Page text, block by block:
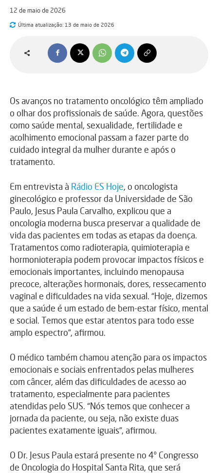
12 de maio de 2026
Última atualização: 13 de maio de 2026
Os avanços no tratamento oncológico têm ampliado
o olhar dos profissionais de saúde. Agora, questões
como saúde mental, sexualidade, fertilidade e
acolhimento emocional passam a fazer parte do
cuidado integral da mulher durante e após o
tratamento.
Em entrevista à Rádio ES Hoje, o oncologista
ginecológico e professor da Universidade de São
Paulo, Jesus Paula Carvalho, explicou que a
oncologia moderna busca preservar a qualidade de
vida das pacientes em todas as etapas da doença.
Tratamentos como radioterapia, quimioterapia e
hormonioterapia podem provocar impactos físicos e
emocionais importantes, incluindo menopausa
precoce, alterações hormonais, dores, ressecamento
vaginal e dificuldades na vida sexual. “Hoje, dizemos
que a saúde é um estado de bem-estar físico, mental
e social. Temos que estar atentos para todo esse
amplo espectro”, afirmou.
O médico também chamou atenção para os impactos
emocionais e sociais enfrentados pelas mulheres
com câncer, além das dificuldades de acesso ao
tratamento, especialmente para pacientes
atendidas pelo SUS. “Nós temos que conhecer a
jornada da paciente, ou seja, não existe duas
pacientes exatamente iguais”, afirmou.
O Dr. Jesus Paula estará presente no 4º Congresso
de Oncologia do Hospital Santa Rita, que será